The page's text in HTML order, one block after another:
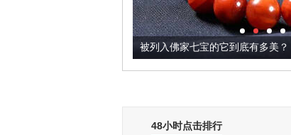
被列入佛家七宝的它到底有多美？
48小时点击排行